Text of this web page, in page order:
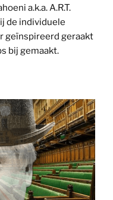
a.k.a. A.R.T.
de individuele
geïnspireerd geraakt
bij gemaakt.